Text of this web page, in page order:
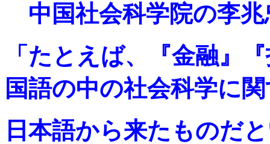
中国社会科学院の李
「たとえば、『金融』
国語の中の社会科学に
日本語から来たものだ